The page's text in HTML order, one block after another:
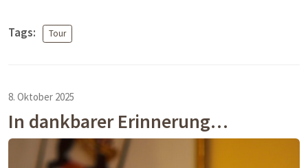
Tags: Tour
8. Oktober 2025
In dankbarer Erinnerung…